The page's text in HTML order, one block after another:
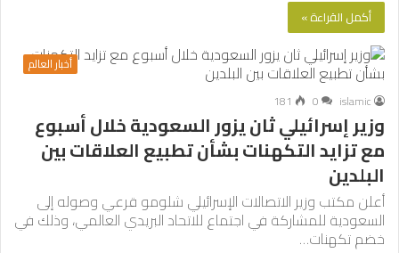
أكمل القراءة »
أخبار العالم
islamic
0
181
وزير إسرائيلي ثان يزور السعودية خلال أسبوع
مع تزايد التكهنات بشأن تطبيع العلاقات بين
البلدين
أعلن مكتب وزير الاتصالات الإسرائيلي شلومو قرعي وصوله إلى
السعودية للمشاركة في اجتماع للاتحاد البريدي العالمي، وذلك في
خضم تكهنات…